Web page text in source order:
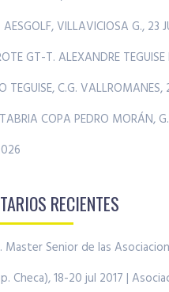
AESGOLF, VILLAVICIOSA G., 23
GT-T. ALEXANDRE
TEGUISE, C.G.
COPA PEDRO MORÁN,
RECIENTES
Master Senior de las
Checa), 18-20 jul 2017 |